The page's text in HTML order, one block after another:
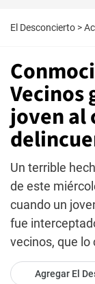
El Desconcierto >
Vecinos
joven al
Un terrible
de este
cuando un
fue
vecinos, que
Agregar El